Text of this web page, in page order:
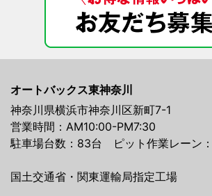
オートバックス東神奈川
神奈川県横浜市神奈川区新町7-1
営業時間：AM10:00-PM7:30
駐車場台数：83台 ピット作業レーン
国土交通省・関東運輸局指定工場